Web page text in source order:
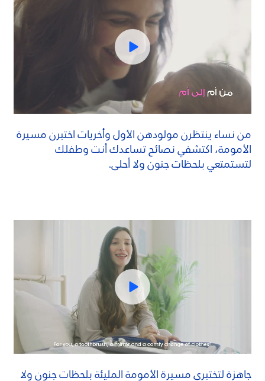
من نساء ينتظرن مولودهن الأول وأخريات اختبرن مسيرة
الأمومة، اكتشفي نصائح تساعدك أنت وطفلك
لتستمتعي بلحظات جنون ولا أحلى.
جاهزة لتختبري مسيرة الأمومة المليئة بلحظات جنون ولا